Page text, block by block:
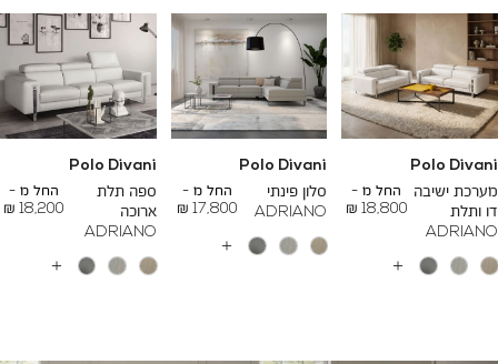
Polo Divani
מערכת ישיבה
דו ותלת
ADRIANO
החל מ -
18,800 ₪
To
24,500 ₪
עוד
Polo Divani
סלון פינתי
ADRIANO
החל מ -
17,800 ₪
To
26,700 ₪
עוד
Polo Divani
ספה תלת
ארוכה
ADRIANO
החל מ -
18,200 ₪
To
23,200 ₪
עוד